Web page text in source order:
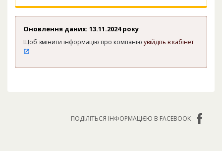
Оновлення даних: 13.11.2024 року
Щоб змінити інформацію про компанію увійдіть в кабінет
ПОДІЛІТЬСЯ ІНФОРМАЦІЄЮ В FACEBOOK